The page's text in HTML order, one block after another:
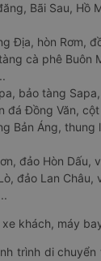
Bãi Sau, Hồ
Địa, hòn Rơm,
cà phê Buôn
bảo tàng
đá Đồng Văn,
Bản Áng, thung
đảo Hòn Dấu,
đảo Lan
khách, máy
trình di